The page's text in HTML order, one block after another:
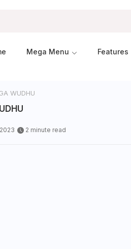
Mega Menu Features
WUDHU
2 minute read